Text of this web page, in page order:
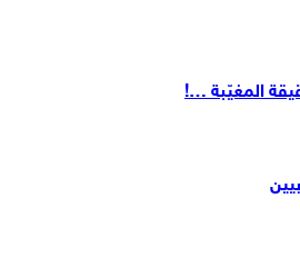
المغيّبة …!